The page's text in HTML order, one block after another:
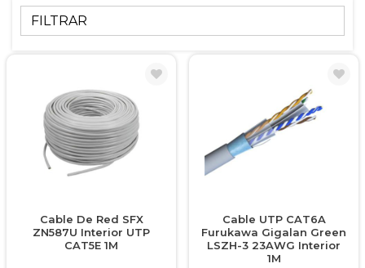
FILTRAR
Cable De Red SFX
ZN587U Interior UTP
CAT5E 1M
Cable UTP CAT6A
Furukawa Gigalan Green
LSZH-3 23AWG Interior
1M